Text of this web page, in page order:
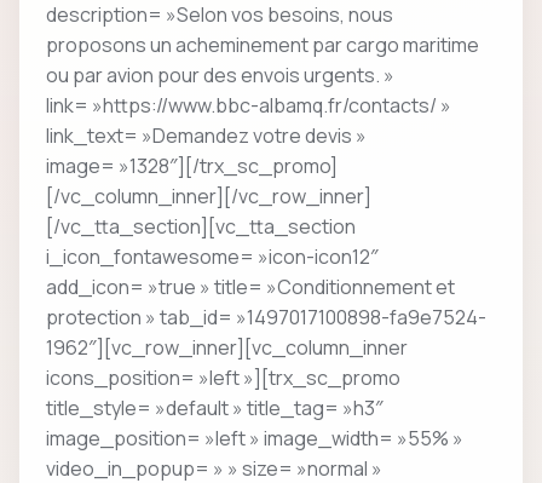
description= »Selon vos besoins, nous
proposons un acheminement par cargo maritime
ou par avion pour des envois urgents. »
link= »https://www.bbc-albamq.fr/contacts/ »
link_text= »Demandez votre devis »
image= »1328″][/trx_sc_promo]
[/vc_column_inner][/vc_row_inner]
[/vc_tta_section][vc_tta_section
i_icon_fontawesome= »icon-icon12″
add_icon= »true » title= »Conditionnement et
protection » tab_id= »1497017100898-fa9e7524-
1962″][vc_row_inner][vc_column_inner
icons_position= »left »][trx_sc_promo
title_style= »default » title_tag= »h3″
image_position= »left » image_width= »55% »
video_in_popup= » » size= »normal »